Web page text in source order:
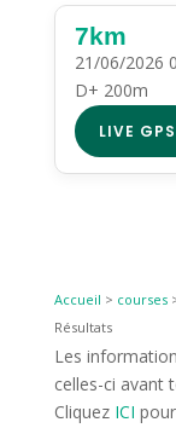
7km
21/06/2026
D+ 200m
LIVE GPS
Accueil > courses
Résultats
Les
celles-ci avant
Cliquez ICI